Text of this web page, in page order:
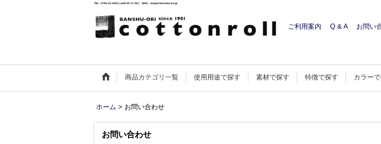
TEL : 0795-22-5555 ( am9:00-17:00 ) MAIL : shop@maruman-inc.jp
ご利用案内 Q & A お問い
商品カテゴリ一覧 使用用途で探す 素材で探す 特徴で探す カラー
ホーム > お問い合わせ
お問い合わせ